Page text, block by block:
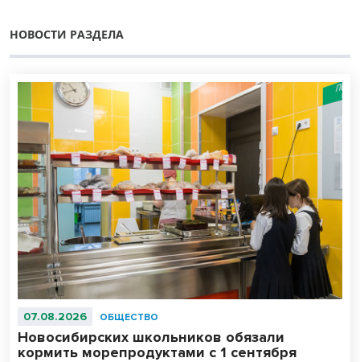
НОВОСТИ РАЗДЕЛА
07.08.2026 ОБЩЕСТВО
Новосибирских школьников обязали
кормить морепродуктами с 1 сентября